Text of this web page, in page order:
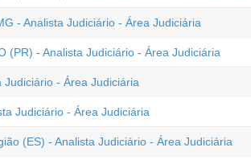
- Analista Judiciário - Área Judiciária
(PR) - Analista Judiciário - Área Judiciária
Judiciário - Área Judiciária
Judiciário - Área Judiciária
(ES) - Analista Judiciário - Área Judiciária